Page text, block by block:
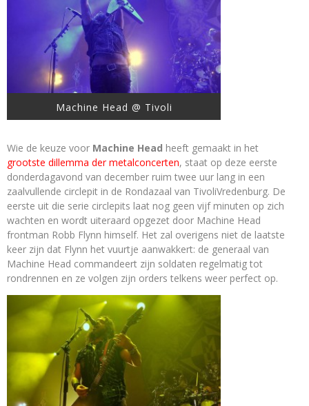
Machine Head @ Tivoli
Wie de keuze voor Machine Head heeft gemaakt in het
grootste dillemma der metalconcerten, staat op deze eerste
donderdagavond van december ruim twee uur lang in een
zaalvullende circlepit in de Rondazaal van TivoliVredenburg. De
eerste uit die serie circlepits laat nog geen vijf minuten op zich
wachten en wordt uiteraard opgezet door Machine Head
frontman Robb Flynn himself. Het zal overigens niet de laatste
keer zijn dat Flynn het vuurtje aanwakkert: de generaal van
Machine Head commandeert zijn soldaten regelmatig tot
rondrennen en ze volgen zijn orders telkens weer perfect op.